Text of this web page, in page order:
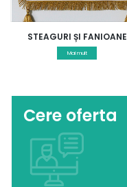
STEAGURI ȘI FANIOANE
Mai mult
Cere oferta